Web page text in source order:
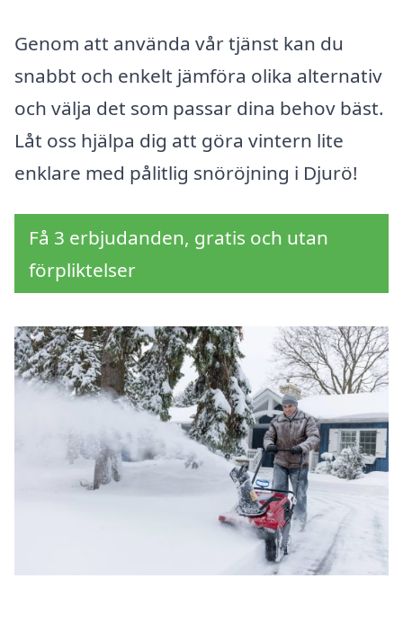
Genom att använda vår tjänst kan du
snabbt och enkelt jämföra olika alternativ
och välja det som passar dina behov bäst.
Låt oss hjälpa dig att göra vintern lite
enklare med pålitlig snöröjning i Djurö!
Få 3 erbjudanden, gratis och utan
förpliktelser